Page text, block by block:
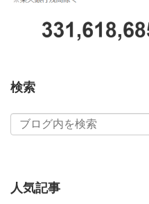
検索
人気記事